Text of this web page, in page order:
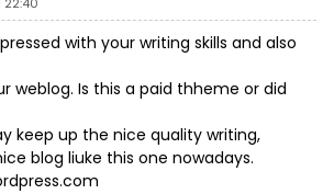
with your writing skills and also
weblog. Is this a paid thheme or did
keep up the nice quality writing,
blog liuke this one nowadays.